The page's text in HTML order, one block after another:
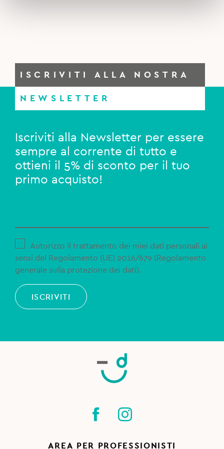
ISCRIVITI ALLA NOSTRA
NEWSLETTER
Iscriviti alla Newsletter per essere
sempre al corrente di tutto e
ottieni il 5% di sconto per il tuo
primo acquisto!
Autorizzo il trattamento dei miei dati personali ai
sensi del Regolamento (UE) 2016/679 (Regolamento
generale sulla protezione dei dati).
ISCRIVITI
AREA PER PROFESSIONISTI